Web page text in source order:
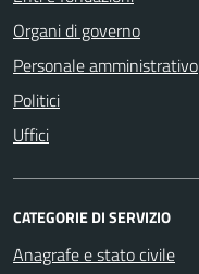
Organi di governo
Personale amministrativo
Politici
Uffici
CATEGORIE DI SERVIZIO
Anagrafe e stato civile